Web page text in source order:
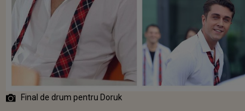
Final de drum pentru Doruk